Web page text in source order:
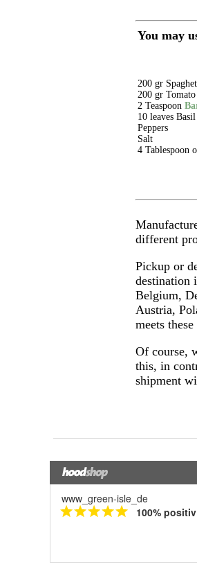
www_green-isle_de
100% positiv